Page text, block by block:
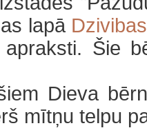
lapā
Šie
Dieva
mītņu telpu